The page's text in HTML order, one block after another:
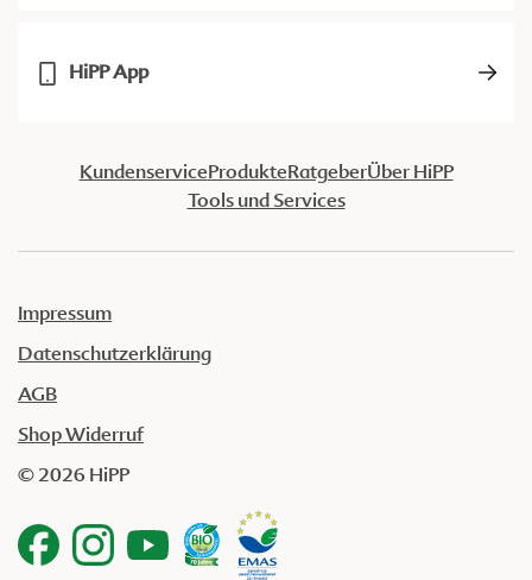
HiPP App
KundenserviceProdukteRatgeberÜber HiPP
Tools und Services
Impressum
Datenschutzerklärung
AGB
Shop Widerruf
© 2026 HiPP